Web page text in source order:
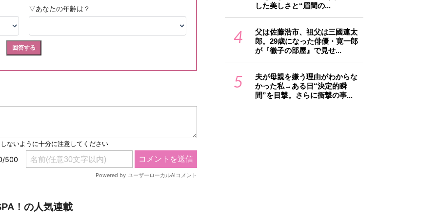
！の人気連載
した美しさと“眉間の...
4
父は佐藤浩市、祖父は三國連太
郎。29歳になった俳優・寛一郎
が『徹子の部屋』で見せ...
5
夫が母親を嫌う理由がわからな
かった私→ある日“決定的瞬
間”を目撃。さらに衝撃の事...